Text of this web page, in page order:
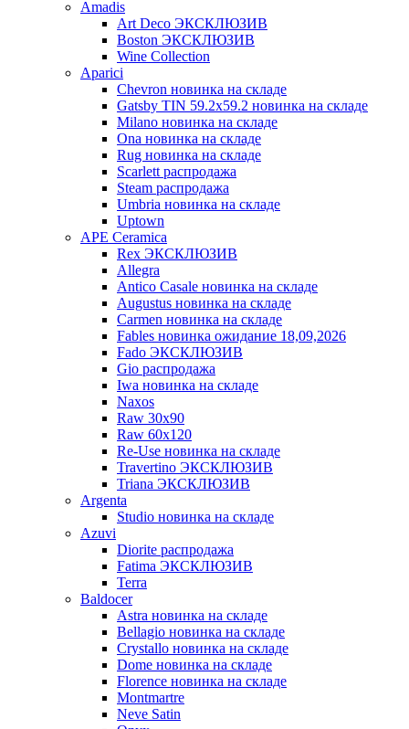
Amadis
Art Deco ЭКСКЛЮЗИВ
Boston ЭКСКЛЮЗИВ
Wine Collection
Aparici
Chevron новинка на складе
Gatsby TIN 59.2x59.2 новинка на складе
Milano новинка на складе
Ona новинка на складе
Rug новинка на складе
Scarlett распродажа
Steam распродажа
Umbria новинка на складе
Uptown
APE Ceramica
Rex ЭКСКЛЮЗИВ
Allegra
Antico Casale новинка на складе
Augustus новинка на складе
Carmen новинка на складе
Fables новинка ожидание 18,09,2026
Fado ЭКСКЛЮЗИВ
Gio распродажа
Iwa новинка на складе
Naxos
Raw 30x90
Raw 60х120
Re-Use новинка на складе
Travertino ЭКСКЛЮЗИВ
Triana ЭКСКЛЮЗИВ
Argenta
Studio новинка на складе
Azuvi
Diorite распродажа
Fatima ЭКСКЛЮЗИВ
Terra
Baldoсer
Astra новинка на складе
Bellagio новинка на складе
Crystallo новинка на складе
Dome новинка на складе
Florence новинка на складе
Montmartre
Neve Satin